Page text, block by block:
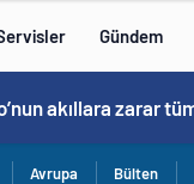
Gündem
Avrupa Bülten